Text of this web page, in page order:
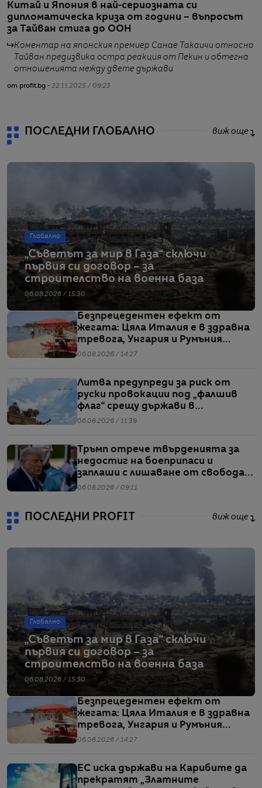
Китай и Япония в най-сериозната си
дипломатическа криза от години – въпросът
за Тайван стига до ООН
Коментар на японския премиер Санае Такаичи относно
Тайван предизвика остра реакция от Пекин и обтегна
отношенията между двете държави
от profit.bg - 22.11.2025 / 09:23
ПОСЛЕДНИ ГЛОБАЛНО виж още
Глобално
„Съветът за мир в Газа“ сключи
първия си договор – за
строителство на военна база
06.08.2026 / 15:30
Безпрецедентен ефект от
жегата: Цяла Италия е в здравна
тревога, Унгария и Румъния
пестят електричество
06.08.2026 / 14:27
Литва предупреди за риск от
руски провокации под „фалшив
флаг“ срещу държави в
Балтийския регион
06.08.2026 / 11:39
Тръмп отрече твърденията за
недостиг на боеприпаси и
заплаши с лишаване от свобода
хората, които разпространяват
06.08.2026 / 09:11
ПОСЛЕДНИ PROFIT виж още
Глобално
„Съветът за мир в Газа“ сключи
първия си договор – за
строителство на военна база
06.08.2026 / 15:30
Безпрецедентен ефект от
жегата: Цяла Италия е в здравна
тревога, Унгария и Румъния
пестят електричество
06.08.2026 / 14:27
ЕС иска държави на Карибите да
прекратят „Златните